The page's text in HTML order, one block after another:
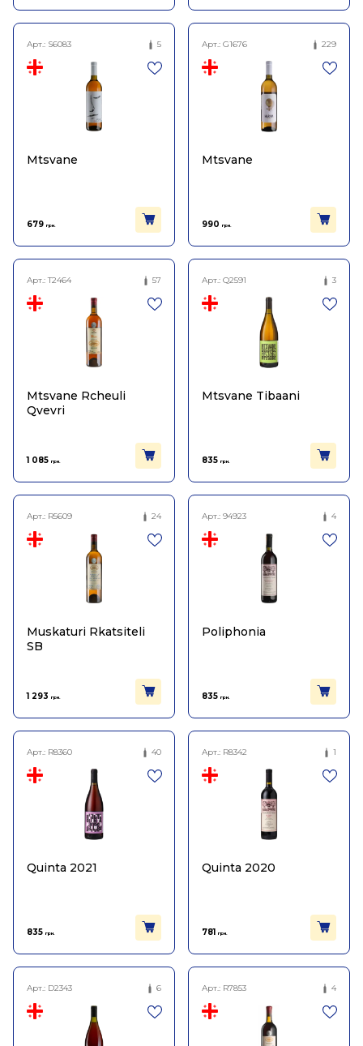
Арт.: S6083 5
Mtsvane
679 грн.
Арт.: G1676 229
Mtsvane
990 грн.
Арт.:T2464 57
Mtsvane Rcheuli
Qvevri
1 085 грн.
Арт.: Q2591 3
Mtsvane Tibaani
835 грн.
Арт.: R5609 24
Muskaturi Rkatsiteli
SB
1 293 грн.
Арт.: 94923 4
Poliphonia
835 грн.
Арт.: R8360 40
Quinta 2021
835 грн.
Арт.: R8342 1
Quinta 2020
781 грн.
Арт.: D2343 6 Арт.: R7853 4